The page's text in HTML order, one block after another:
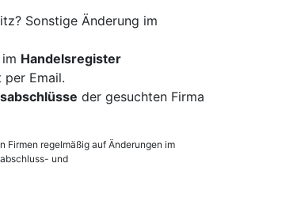
Sonstige Änderung im
Handelsregister
Email.
der gesuchten Firma
Firmen regelmäßig auf Änderungen im
und